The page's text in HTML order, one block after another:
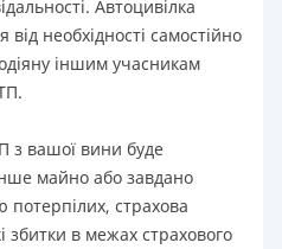
Автоцивілка
від необхідності самостійно
іншим учасникам
з вашої вини буде
майно або завдано
страхова
збитки в межах страхового